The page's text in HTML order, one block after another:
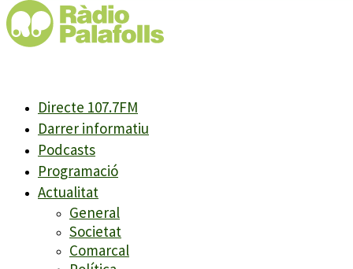
Directe 107.7FM
Darrer informatiu
Podcasts
Programació
Actualitat
General
Societat
Comarcal